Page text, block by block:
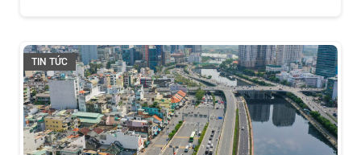
TIN TỨC